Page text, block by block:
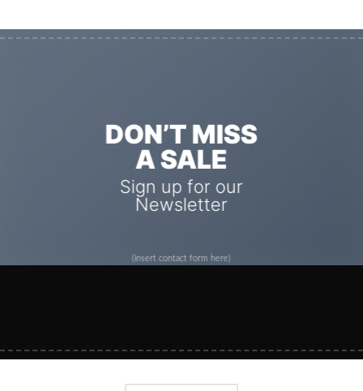
DON’T MISS
A SALE
Sign up for our
Newsletter
(insert contact form here)